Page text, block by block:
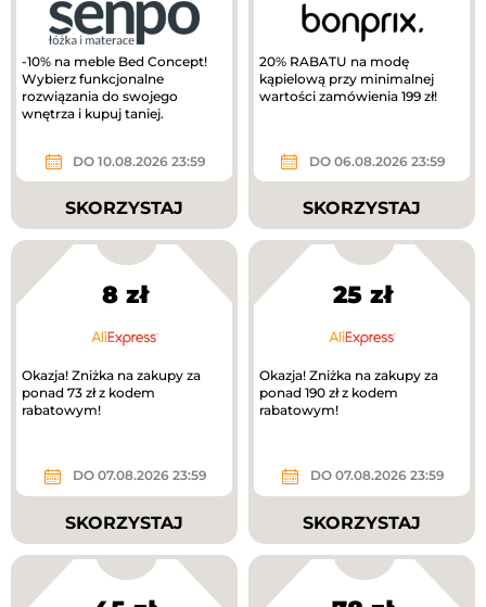
-10% na meble Bed Concept!
Wybierz funkcjonalne
rozwiązania do swojego
wnętrza i kupuj taniej.
DO 10.08.2026 23:59
SKORZYSTAJ
20% RABATU na modę
kąpielową przy minimalnej
wartości zamówienia 199 zł!
DO 06.08.2026 23:59
SKORZYSTAJ
8 zł
Okazja! Zniżka na zakupy za
ponad 73 zł z kodem
rabatowym!
DO 07.08.2026 23:59
SKORZYSTAJ
25 zł
Okazja! Zniżka na zakupy za
ponad 190 zł z kodem
rabatowym!
DO 07.08.2026 23:59
SKORZYSTAJ